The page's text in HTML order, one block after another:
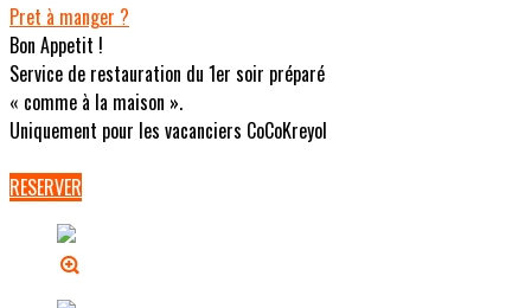
Pret à manger ?
Bon Appetit !
Service de restauration du 1er soir préparé
« comme à la maison ».
Uniquement pour les vacanciers CoCoKreyol
RESERVER